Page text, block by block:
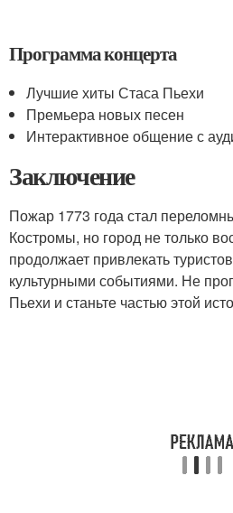
Программа концерта
Лучшие хиты Стаса Пьехи
Премьера новых песен
Интерактивное общение с
Заключение
Пожар 1773 года стал
Костромы, но город не только
продолжает привлекать
культурными событиями. Не
Пьехи и станьте частью этой